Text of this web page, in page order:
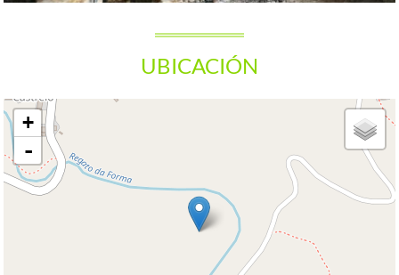
UBICACIÓN
+
-